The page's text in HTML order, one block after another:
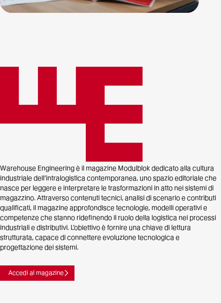
Warehouse Engineering è il magazine Modulblok dedicato alla cultura
industriale dell’intralogistica contemporanea, uno spazio editoriale che
nasce per leggere e interpretare le trasformazioni in atto nei sistemi di
magazzino. Attraverso contenuti tecnici, analisi di scenario e contributi
qualificati, il magazine approfondisce tecnologie, modelli operativi e
competenze che stanno ridefinendo il ruolo della logistica nei processi
industriali e distributivi. L’obiettivo è fornire una chiave di lettura
strutturata, capace di connettere evoluzione tecnologica e
progettazione dei sistemi.
Accedi al magazine